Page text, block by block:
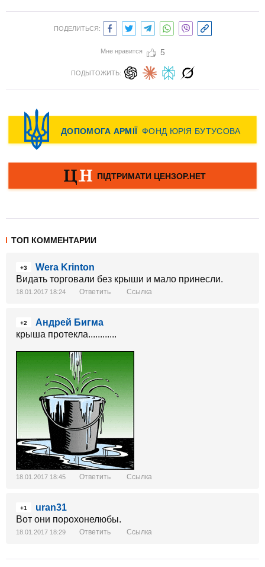
ПОДЕЛИТЬСЯ:
Мне нравится 5
ПОДЫТОЖИТЬ:
ТОП КОММЕНТАРИИ
+3
Wera Krinton
Видать торговали без крыши и мало принесли.
18.01.2017 18:24 Ответить Ссылка
+2
Андрей Бигма
крыша протекла............
18.01.2017 18:45 Ответить Ссылка
+1
uran31
Вот они порохонелюбы.
18.01.2017 18:29 Ответить Ссылка